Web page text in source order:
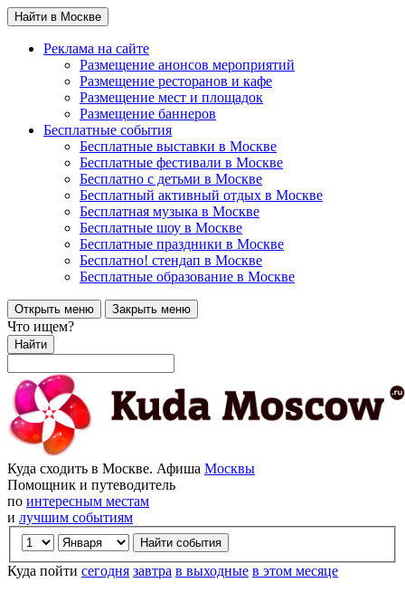
Найти в Москве
Реклама на сайте
Размещение анонсов мероприятий
Размещение ресторанов и кафе
Размещение мест и площадок
Размещение баннеров
Бесплатные события
Бесплатные выставки в Москве
Бесплатные фестивали в Москве
Бесплатно с детьми в Москве
Бесплатный активный отдых в Москве
Бесплатная музыка в Москве
Бесплатные шоу в Москве
Бесплатные праздники в Москве
Бесплатно! стендап в Москве
Бесплатные образование в Москве
Открыть меню Закрыть меню
Что ищем?
Найти
Куда сходить в Москве. Афиша Москвы
Помощник и путеводитель
по интересным местам
и лучшим событиям
Куда пойти сегодня завтра в выходные в этом месяце